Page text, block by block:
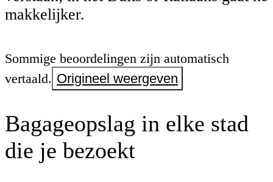
makkelijker.
Sommige beoordelingen zijn automatisch
vertaald. Origineel weergeven
Bagageopslag in elke stad
die je bezoekt